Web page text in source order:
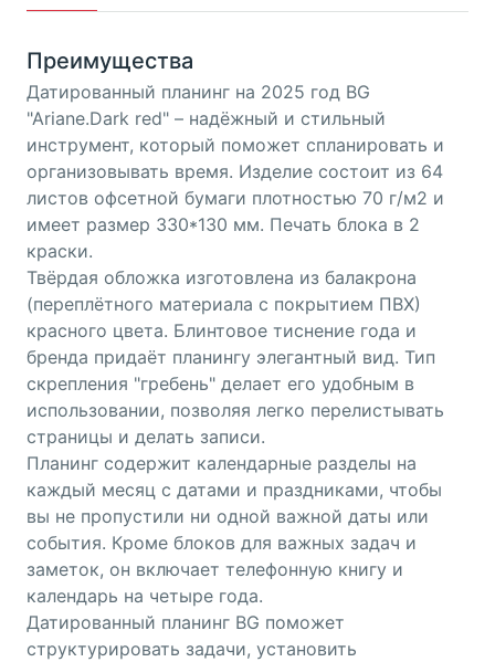
Преимущества
Датированный планинг на 2025 год BG
"Ariane.Dark red" – надёжный и стильный
инструмент, который поможет спланировать и
организовывать время. Изделие состоит из 64
листов офсетной бумаги плотностью 70 г/м2 и
имеет размер 330*130 мм. Печать блока в 2
краски.
Твёрдая обложка изготовлена из балакрона
(переплётного материала с покрытием ПВХ)
красного цвета. Блинтовое тиснение года и
бренда придаёт планингу элегантный вид. Тип
скрепления "гребень" делает его удобным в
использовании, позволяя легко перелистывать
страницы и делать записи.
Планинг содержит календарные разделы на
каждый месяц с датами и праздниками, чтобы
вы не пропустили ни одной важной даты или
события. Кроме блоков для важных задач и
заметок, он включает телефонную книгу и
календарь на четыре года.
Датированный планинг BG поможет
структурировать задачи, установить